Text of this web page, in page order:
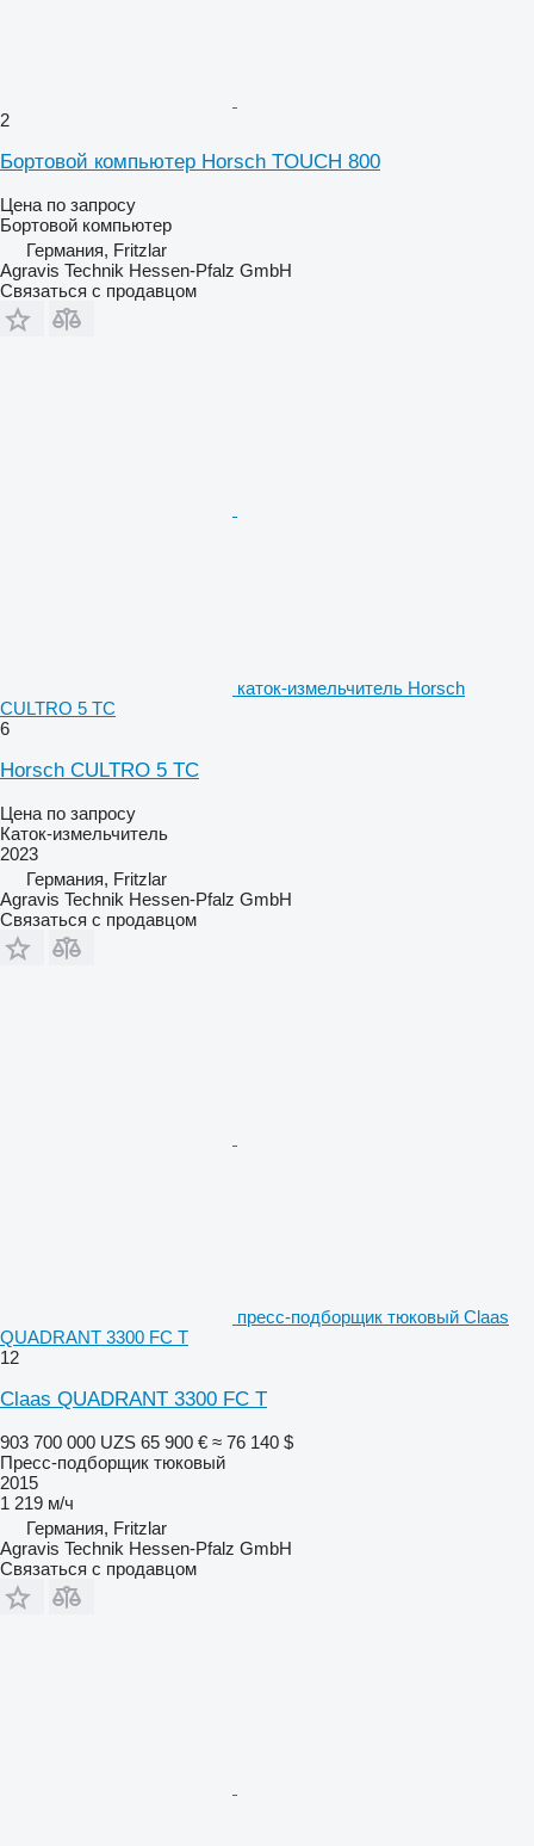
2
Бортовой компьютер Horsch TOUCH 800
Цена по запросу
Бортовой компьютер
Германия, Fritzlar
Agravis Technik Hessen-Pfalz GmbH
Связаться с продавцом
каток-измельчитель Horsch
CULTRO 5 TC
6
Horsch CULTRO 5 TC
Цена по запросу
Каток-измельчитель
2023
Германия, Fritzlar
Agravis Technik Hessen-Pfalz GmbH
Связаться с продавцом
пресс-подборщик тюковый Claas
QUADRANT 3300 FC T
12
Claas QUADRANT 3300 FC T
903 700 000 UZS 65 900 € ≈ 76 140 $
Пресс-подборщик тюковый
2015
1 219 м/ч
Германия, Fritzlar
Agravis Technik Hessen-Pfalz GmbH
Связаться с продавцом